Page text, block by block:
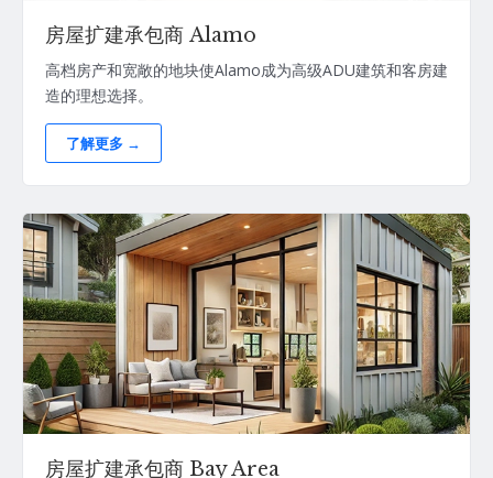
房屋扩建承包商 Alamo
高档房产和宽敞的地块使Alamo成为高级ADU建筑和客房建
造的理想选择。
了解更多 →
房屋扩建承包商 Bay Area